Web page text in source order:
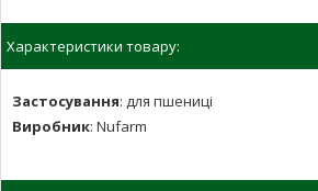
Характеристики товару:
Застосування: для пшениці
Виробник: Nufarm